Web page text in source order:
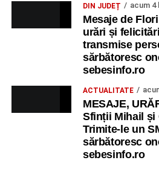
DIN JUDEȚ acum 4
Mesaje de
urări și
transmise
sărbătoresc
sebesinfo.ro
ACTUALITATE
MESAJE,
Sfinții Mihail și
Trimite-le un
sărbătoresc
sebesinfo.ro